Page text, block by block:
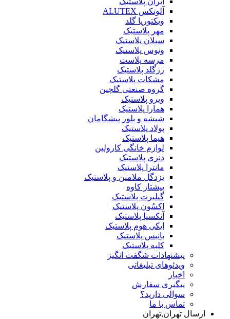
آلوتکس ALUTEX
ویکتوریا گلد
مهر پلاستیک
سبلان پلاستیک
ونوس پلاستیک
مرسه پلاست
رزگلد پلاستیک
مشکات پلاستیک
گروه صنعتی گلچین
ویرو پلاستیک
همارا پلاستیک
شیشه و بلور پیشگامان
پولاد پلاستیک
هیما پلاستیک
لوازم خانگی کارولین
دنزی پلاستیک
مانترا پلاستیک
یزدگل ملامین و پلاستیک
پیشتاز کاوه
گیلبرت پلاستیک
اکسُون پلاستیک
آنکسیا پلاستیک
ایکی هوم پلاستیک
بانیس پلاستیک
کلبه پلاستیک
پیشنهادات شگفت انگیز
ویدئوهای تبلیغاتی
اخبار
پیگیری سفارش
سوالی دارید؟
تماس با ما
ارسال تهران,تهران